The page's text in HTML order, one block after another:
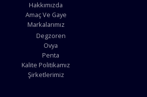
Hakkımızda
Amaç Ve Gaye
Markalarımız
Degzoren
Ovya
Penta
Kalite Politikamız
Şirketlerimiz